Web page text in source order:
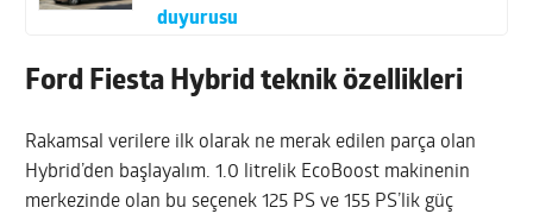
duyurusu
Ford Fiesta Hybrid teknik özellikleri
Rakamsal verilere ilk olarak ne merak edilen parça olan
Hybrid’den başlayalım. 1.0 litrelik EcoBoost makinenin
merkezinde olan bu seçenek 125 PS ve 155 PS’lik güç